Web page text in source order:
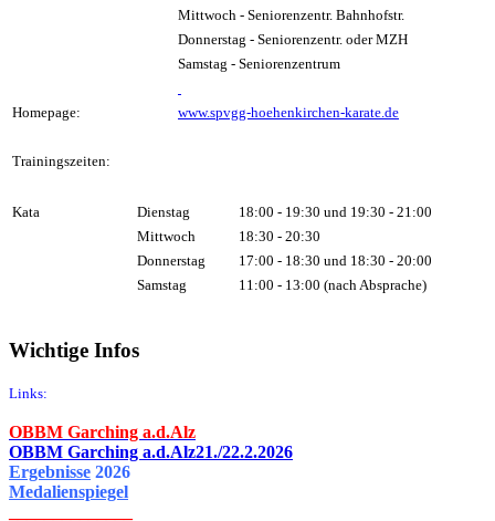
Mittwoch - Seniorenzentr. Bahnhofstr.
Donnerstag - Seniorenzentr. oder MZH
Samstag - Seniorenzentrum
Homepage: www.spvgg-hoehenkirchen-karate.de
Trainingszeiten:
Kata Dienstag
18:00 - 19:30 und 19:30 - 21:00
Mittwoch
18:30 - 20:30
Donnerstag
17:00 - 18:30 und 18:30 - 20:00
Samstag
11:00 - 13:00 (nach Absprache)
Wichtige Infos
Links:
OBBM Garching a.d.Alz
OBBM Garching a.d.Alz21./22.2.2026
Ergebnisse 2026
Medalienspiegel